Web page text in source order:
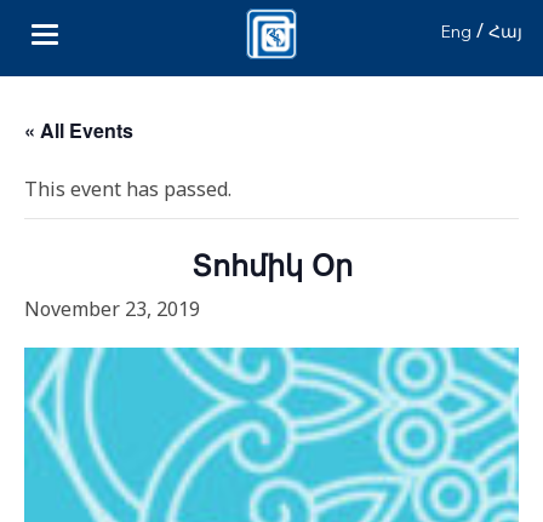
Eng / Հայ
« All Events
This event has passed.
Տոհմիկ Օր
November 23, 2019